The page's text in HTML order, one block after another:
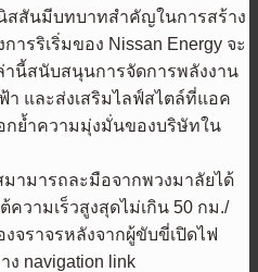
สสันมีบทบาทสำคัญในการสร้าง
รริเริ่มของ Nissan Energy จะ
านี้สนับสนุนการจัดการพลังงาน
า และส่งเสริมไลฟ์สไตล์ที่แอค
กย้ำความมุ่งมั่นของบริษัทใน
มามารถละมือจากพวงมาลัยได้
ความเร็วสูงสุดไม่เกิน 50 กม./
จราจรหลังจากผู้ขับขี่เปิดไฟ
ง navigation link